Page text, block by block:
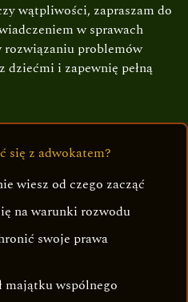
wątpliwości, zapraszam do
w sprawach
problemów
dziećmi i zapewnię pełną
się z adwokatem?
wiesz od czego zacząć
na warunki rozwodu
swoje prawa
majątku wspólnego